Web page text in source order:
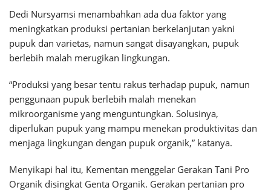
Dedi Nursyamsi menambahkan ada dua faktor yang
meningkatkan produksi pertanian berkelanjutan yakni
pupuk dan varietas, namun sangat disayangkan, pupuk
berlebih malah merugikan lingkungan.
“Produksi yang besar tentu rakus terhadap pupuk, namun
penggunaan pupuk berlebih malah menekan
mikroorganisme yang menguntungkan. Solusinya,
diperlukan pupuk yang mampu menekan produktivitas dan
menjaga lingkungan dengan pupuk organik,” katanya.
Menyikapi hal itu, Kementan menggelar Gerakan Tani Pro
Organik disingkat Genta Organik. Gerakan pertanian pro